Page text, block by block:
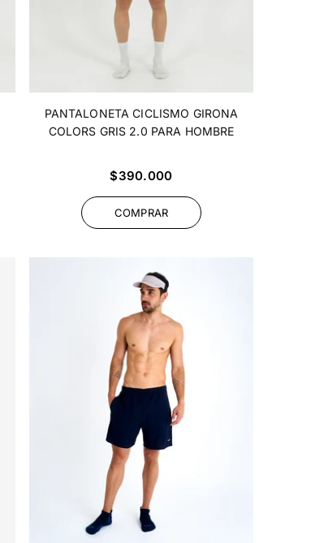
PANTALONETA CICLISMO GIRONA
COLORS GRIS 2.0 PARA HOMBRE
Precio
$390.000
COMPRAR